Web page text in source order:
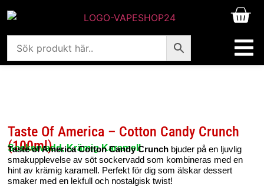
Taste Of America – Cotton Candy Crunch
(100ml)
Sockervadd, Krämig Karamell
Taste of America Cotton Candy Crunch bjuder på en ljuvlig
smakupplevelse av söt sockervadd som kombineras med en
hint av krämig karamell. Perfekt för dig som älskar dessert
smaker med en lekfull och nostalgisk twist!